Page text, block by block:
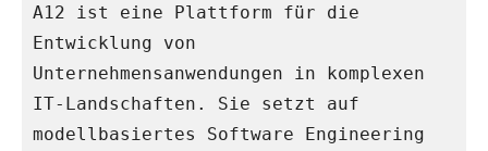
A12 ist eine Plattform für die
Entwicklung von
Unternehmensanwendungen in komplexen
IT-Landschaften. Sie setzt auf
modellbasiertes Software Engineering